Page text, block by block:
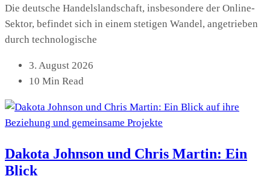
Die deutsche Handelslandschaft, insbesondere der Online-
Sektor, befindet sich in einem stetigen Wandel, angetrieben
durch technologische
3. August 2026
10 Min Read
Dakota Johnson und Chris Martin: Ein
Blick